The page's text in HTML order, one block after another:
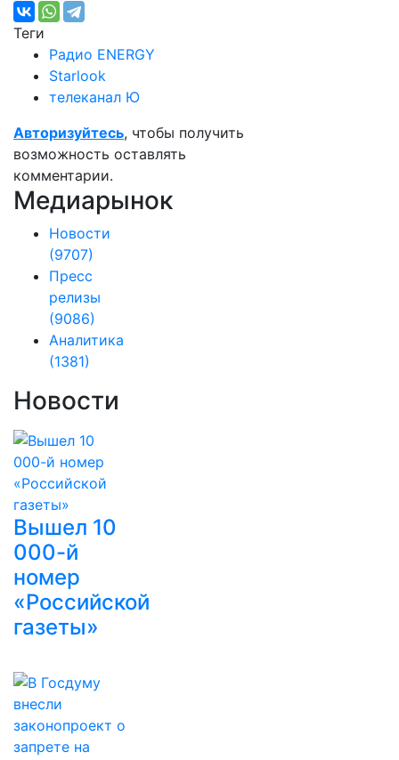
Теги
Радио ENERGY
Starlook
телеканал Ю
Авторизуйтесь, чтобы получить
возможность оставлять
комментарии.
Медиарынок
Новости
(9707)
Пресс
релизы
(9086)
Аналитика
(1381)
Новости
Вышел 10
000-й
номер
«Российской
газеты»